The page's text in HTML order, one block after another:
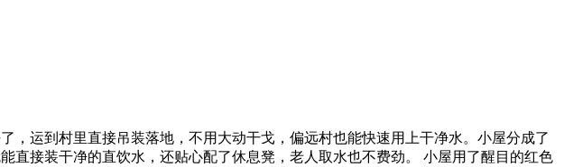
运到村里直接吊装落地，不用大动干戈，偏远村也能快速用上干净水。小屋分成了
接装干净的直饮水，还贴心配了休息凳，老人取水也不费劲。 小屋用了醒目的红色